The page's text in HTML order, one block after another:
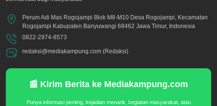
Perum Adi Mas Rogojampi Blok M8-M10 Desa Rogojampi, Kecamatan
Rogojampi Kabupaten Banyuwangi 68462 Jawa Timur, Indonesia
0822-2974-8573
redaksi@mediakampung.com (Redaksi)
📰 Kirim Berita ke Mediakampung.com
Punya informasi penting, kejadian menarik, kegiatan masyarakat, atau